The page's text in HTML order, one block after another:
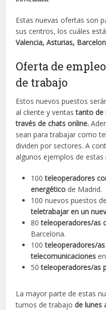
Estas nuevas ofertas son
sus centros, los cuáles
Valencia, Asturias,
Oferta de
de trabajo
Estos nuevos puestos
al cliente y ventastanto de
través de chats online.
sean para trabajar como
dividen por sectores. A
algunos ejemplos de estas
100teleoperadores
energético de Madrid.
100 nuevos puestos de
teletrabajar en un
80teleoperadores/as
Barcelona.
100teleoperadores/
telecomunicaciones
50teleoperadores/as
La mayor parte de estas
turnos de trabajode lunes